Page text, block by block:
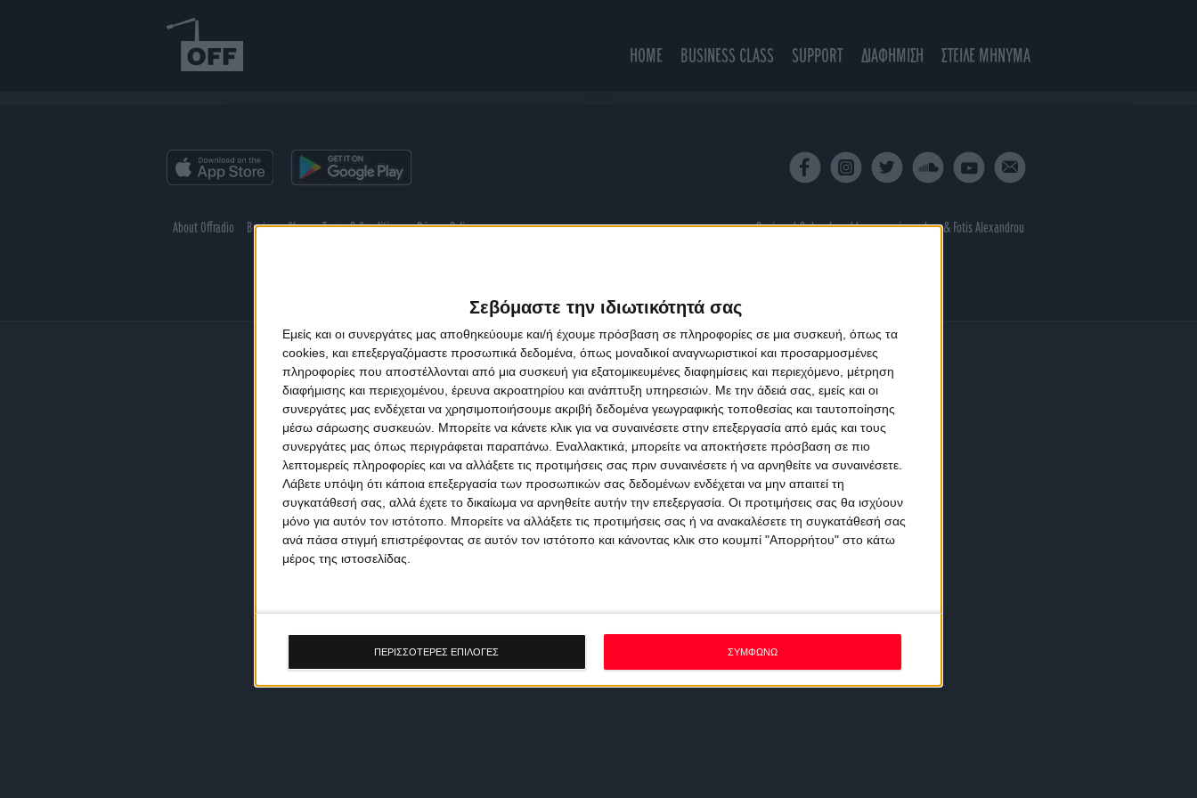
Σεβόμαστε την ιδιωτικότητά σας
Εμείς και οι συνεργάτες μας αποθηκεύουμε και/ή έχουμε πρόσβαση σε πληροφορίες σε μια συσκευή, όπως τα
cookies, και επεξεργαζόμαστε προσωπικά δεδομένα, όπως μοναδικοί αναγνωριστικοί και προσαρμοσμένες
πληροφορίες που αποστέλλονται από μια συσκευή για εξατομικευμένες διαφημίσεις και περιεχόμενο, μέτρηση
διαφήμισης και περιεχομένου, έρευνα ακροατηρίου και ανάπτυξη υπηρεσιών. Με την άδειά σας, εμείς και οι
συνεργάτες μας ενδέχεται να χρησιμοποιήσουμε ακριβή δεδομένα γεωγραφικής τοποθεσίας και ταυτοποίησης
μέσω σάρωσης συσκευών. Μπορείτε να κάνετε κλικ για να συναινέσετε στην επεξεργασία από εμάς και τους
συνεργάτες μας όπως περιγράφεται παραπάνω. Εναλλακτικά, μπορείτε να αποκτήσετε πρόσβαση σε πιο
λεπτομερείς πληροφορίες και να αλλάξετε τις προτιμήσεις σας πριν συναινέσετε ή να αρνηθείτε να συναινέσετε.
Λάβετε υπόψη ότι κάποια επεξεργασία των προσωπικών σας δεδομένων ενδέχεται να μην απαιτεί τη
συγκατάθεσή σας, αλλά έχετε το δικαίωμα να αρνηθείτε αυτήν την επεξεργασία. Οι προτιμήσεις σας θα ισχύουν
μόνο για αυτόν τον ιστότοπο. Μπορείτε να αλλάξετε τις προτιμήσεις σας ή να ανακαλέσετε τη συγκατάθεσή σας
ανά πάσα στιγμή επιστρέφοντας σε αυτόν τον ιστότοπο και κάνοντας κλικ στο κουμπί "Απορρήτου" στο κάτω
μέρος της ιστοσελίδας.
ΠΕΡΙΣΣΟΤΕΡΕΣ ΕΠΙΛΟΓΕΣ ΣΥΜΦΩΝΩ
HOME BUSINESS CLASS SUPPORT ΔΙΑΦΗΜΙΣΗ ΣΤΕΙΛΕ ΜΗΝΥΜΑ
About Offradio Business Class Terms & Conditions Privacy Policy Designed & developed byporcupine colors& Fotis Alexandrou